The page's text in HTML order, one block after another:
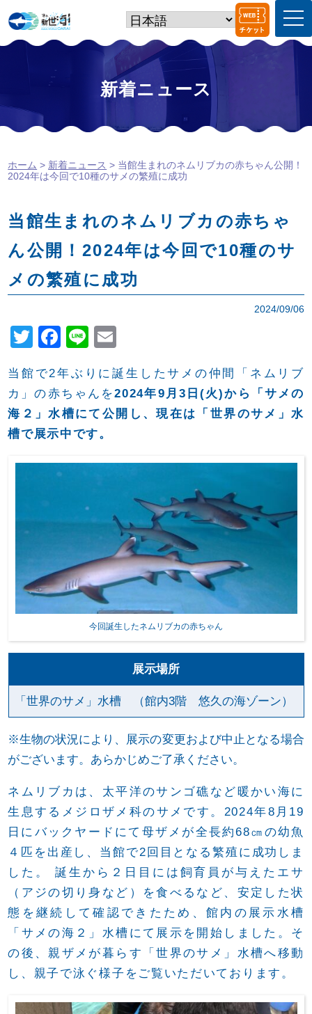
t
o
g
g
l
i
新着ニュース
ホーム > 新着ニュース > 当館生まれのネムリブカの赤ちゃん公開！
2024年は今回で10種のサメの繁殖に成功
当館生まれのネムリブカの赤ちゃ
ん公開！2024年は今回で10種のサ
メの繁殖に成功
2024/09/06
T
tt
er
F
c
e
b
o
Li
e
ail
当館で2年ぶりに誕生したサメの仲間「ネムリブ
カ」の赤ちゃんを2024年9月3日(火)から「サメの
海２」水槽にて公開し、現在は「世界のサメ」水
槽で展示中です。
今回誕生したネムリブカの赤ちゃん
展示場所
「世界のサメ」水槽 （館内3階 悠久の海ゾーン）
※生物の状況により、展示の変更および中止となる場合
がございます。あらかじめご了承ください。
ネムリブカは、太平洋のサンゴ礁など暖かい海に
生息するメジロザメ科のサメです。2024年8月19
日にバックヤードにて母ザメが全長約68㎝の幼魚
４匹を出産し、当館で2回目となる繁殖に成功しま
した。 誕生から２日目には飼育員が与えたエサ
（アジの切り身など）を食べるなど、安定した状
態を継続して確認できたため、館内の展示水槽
「サメの海２」水槽にて展示を開始しました。そ
の後、親ザメが暮らす「世界のサメ」水槽へ移動
し、親子で泳ぐ様子をご覧いただいております。